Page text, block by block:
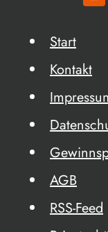
Start
Kontakt
AGB
RSS-Feed